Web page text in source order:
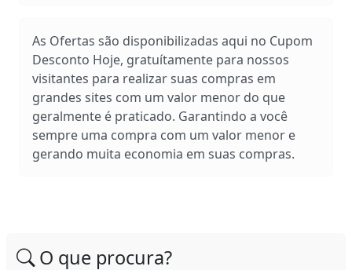
As Ofertas são disponibilizadas aqui no Cupom
Desconto Hoje, gratuítamente para nossos
visitantes para realizar suas compras em
grandes sites com um valor menor do que
geralmente é praticado. Garantindo a você
sempre uma compra com um valor menor e
gerando muita economia em suas compras.
O que procura?